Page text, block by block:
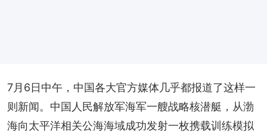
7月6日中午，中国各大官方媒体几乎都报道了这样一
则新闻。中国人民解放军海军一艘战略核潜艇，从渤
海向太平洋相关公海海域成功发射一枚携载训练模拟